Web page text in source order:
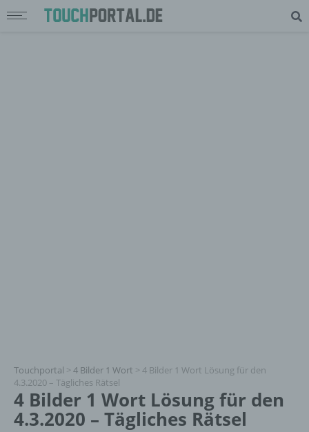
Touchportal > 4 Bilder 1 Wort > 4 Bilder 1 Wort Lösung für den
4.3.2020 – Tägliches Rätsel
4 Bilder 1 Wort Lösung für den
4.3.2020 – Tägliches Rätsel